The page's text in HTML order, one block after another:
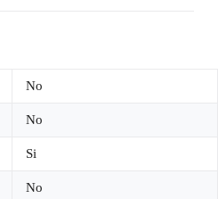
No
No
Si
No